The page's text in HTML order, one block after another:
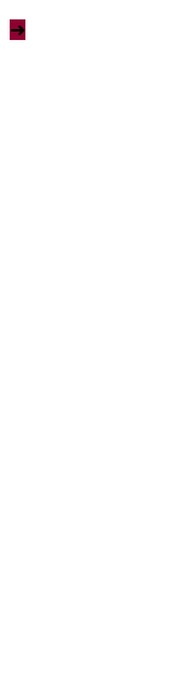
➜